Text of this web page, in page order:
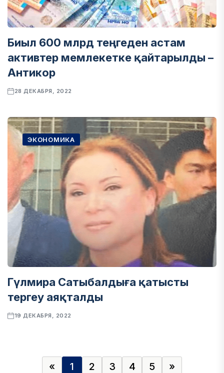
Биыл 600 млрд теңгеден астам
активтер мемлекетке қайтарылды –
Антикор
28 ДЕКАБРЯ, 2022
ЭКОНОМИКА
Гүлмира Сатыбалдыға қатысты
тергеу аяқталды
19 ДЕКАБРЯ, 2022
« 1 2 3 4 5 »